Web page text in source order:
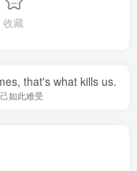
收藏
that's what kills us.
如此难受